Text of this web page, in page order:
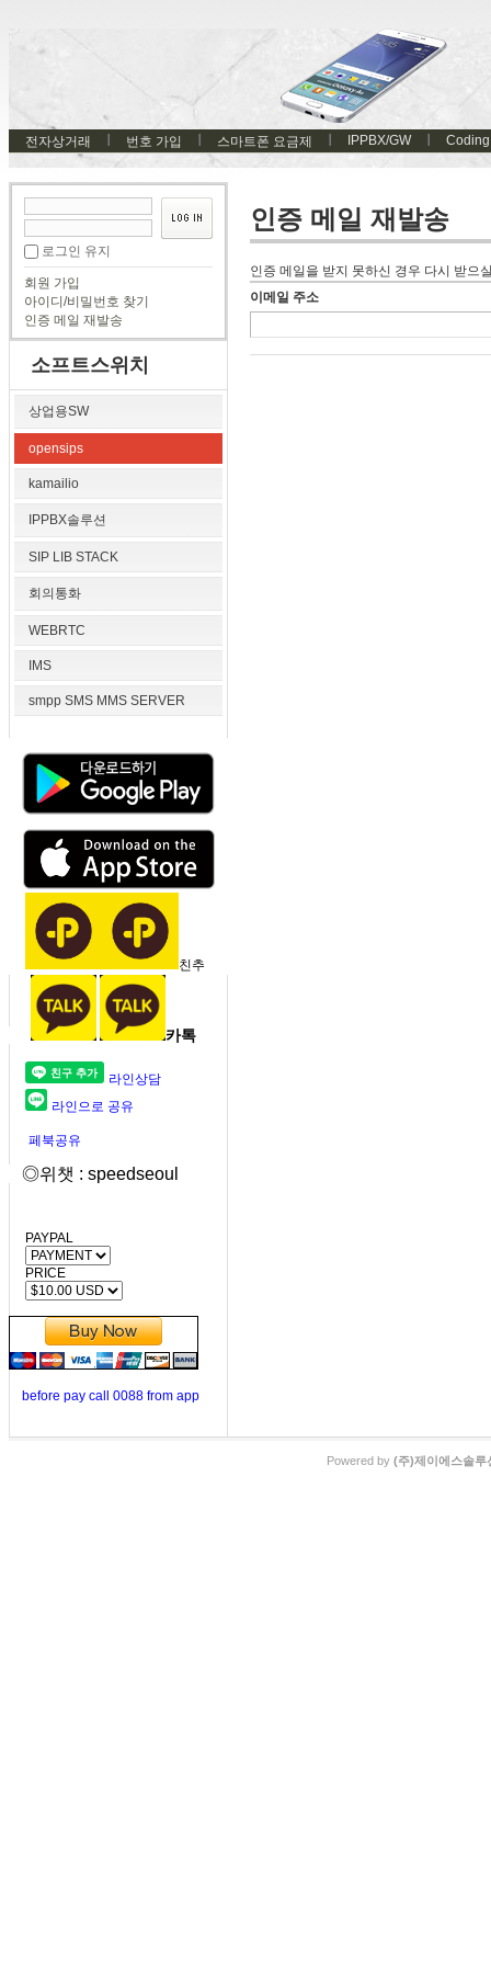
전자상거래 번호 가입 스마트폰 요금제 IPPBX/GW Coding
로그인 유지
회원 가입
아이디/비밀번호 찾기
인증 메일 재발송
소프트스위치
상업용SW
opensips
kamailio
IPPBX솔루션
SIP LIB STACK
회의통화
WEBRTC
IMS
smpp SMS MMS SERVER
친추
카톡
라인상담
라인으로 공유
페북공유
◎위챗 : speedseoul
PAYPAL
PRICE
before pay call 0088 from app
인증 메일 재발송
인증 메일을 받지 못하신 경우 다시 받으
이메일 주소
Powered by (주)제이에스솔루